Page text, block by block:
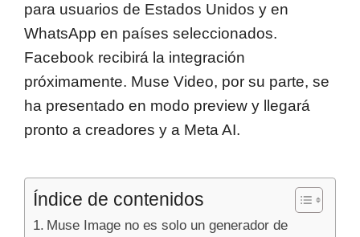
para usuarios de Estados Unidos y en
WhatsApp en países seleccionados.
Facebook recibirá la integración
próximamente. Muse Video, por su parte, se
ha presentado en modo preview y llegará
pronto a creadores y a Meta AI.
Índice de contenidos
Muse Image no es solo un generador de